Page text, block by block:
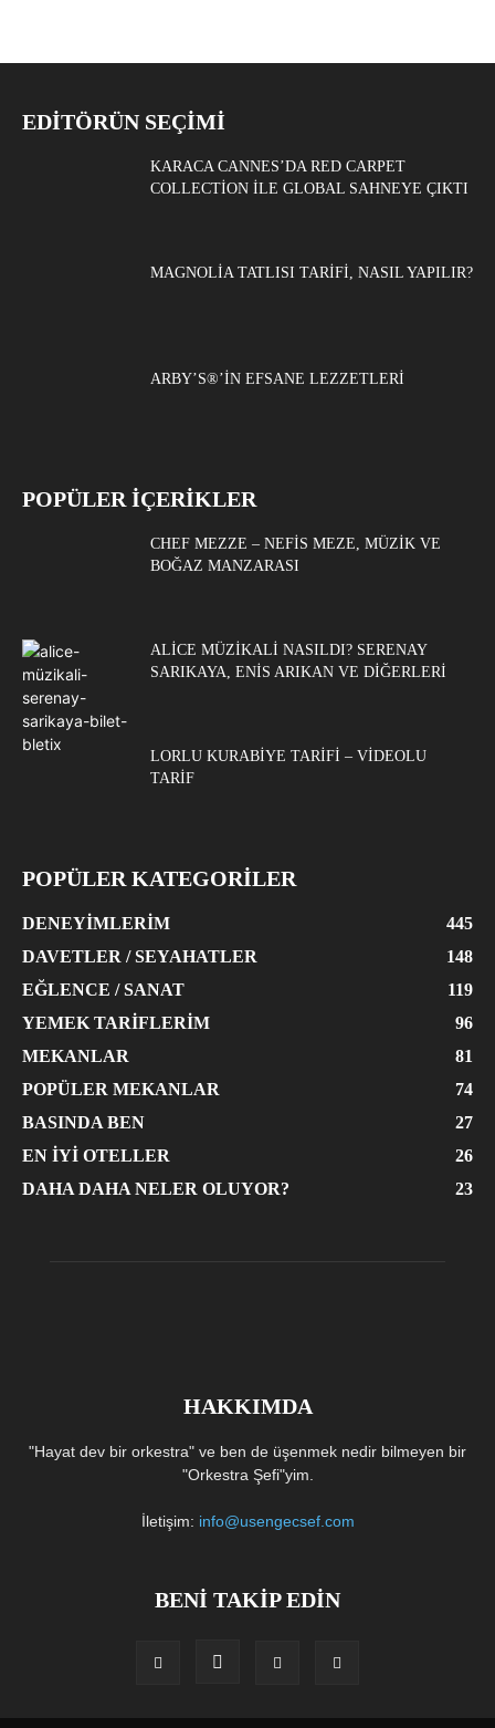
EDITÖRÜN SEÇIMI
KARACA CANNES’DA RED CARPET
COLLECTION ILE GLOBAL SAHNEYE ÇIKTI
MAGNOLIA TATLISI TARIFI, NASIL YAPILIR?
ARBY’S®’IN EFSANE LEZZETLERI
POPÜLER İÇERİKLER
CHEF MEZZE – NEFIS MEZE, MÜZIK VE
BOĞAZ MANZARASI
ALICE MÜZIKALI NASILDI? SERENAY
SARIKAYA, ENIS ARIKAN VE DIĞERLERI
LORLU KURABIYE TARIFI – VIDEOLU
TARIF
POPÜLER KATEGORİLER
DENEYIMLERIM
445
DAVETLER / SEYAHATLER
148
EĞLENCE / SANAT
119
YEMEK TARIFLERIM
96
MEKANLAR
81
POPÜLER MEKANLAR
74
BASINDA BEN
27
EN İYI OTELLER
26
DAHA DAHA NELER OLUYOR?
23
HAKKIMDA
"Hayat dev bir orkestra" ve ben de üşenmek nedir bilmeyen bir
"Orkestra Şefi"yim.
İletişim: info@usengecsef.com
BENİ TAKİP EDİN